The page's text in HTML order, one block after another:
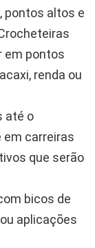
pontos altos e
em pontos
renda ou
até o
em carreiras
que serão
bicos de
aplicações